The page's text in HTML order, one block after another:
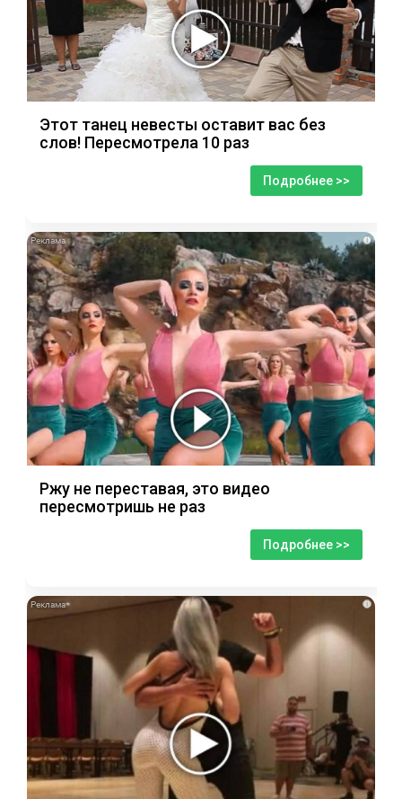
Этот танец невесты оставит вас без
слов! Пересмотрела 10 раз
Подробнее >>
i
Ржу не переставая, это видео
пересмотришь не раз
Подробнее >>
i